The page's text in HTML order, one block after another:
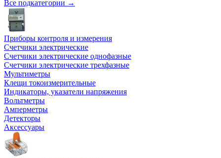
Все подкатегории →
Приборы контроля и измерения
Счетчики электрические
Счетчики электрические однофазные
Счетчики электрические трехфазные
Мультиметры
Клещи токоизмерительные
Индикаторы, указатели напряжения
Вольтметры
Амперметры
Детекторы
Аксессуары